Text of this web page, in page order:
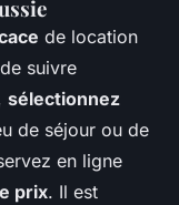
de location
suivre
sélectionnez
de séjour ou de
en ligne
prix. Il est